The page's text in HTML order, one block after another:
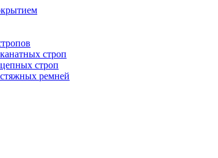
строп
строп
ремней